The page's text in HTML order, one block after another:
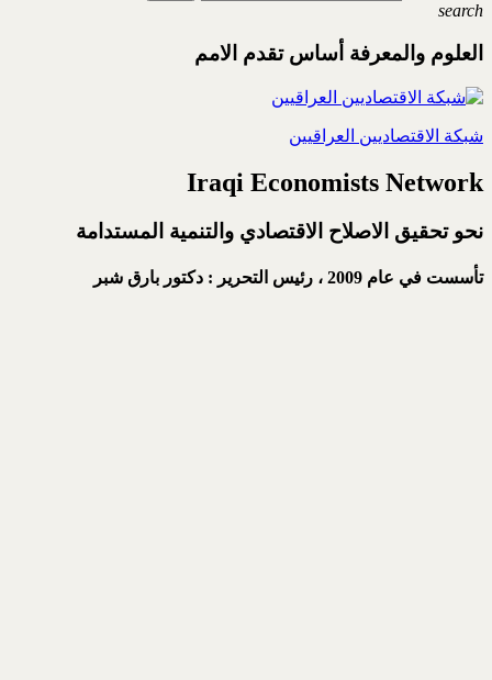
search
العلوم والمعرفة أساس تقدم الامم
شبكة الاقتصاديين العراقيين
Iraqi Economists Network
نحو تحقيق الاصلاح الاقتصادي والتنمية المستدامة
تأسست في عام 2009 ، رئيس التحرير : دكتور بارق شبر